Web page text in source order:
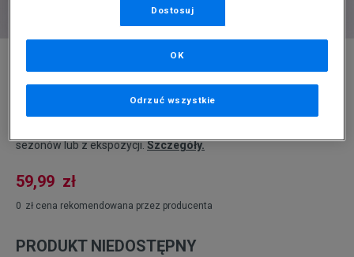
sezonów lub z ekspozycji.Szczegóły.
0 zł cena rekomendowana przez producenta
59,99 zł
PRODUKT NIEDOSTĘPNY
Dostosuj
Odrzuć wszystkie
OK